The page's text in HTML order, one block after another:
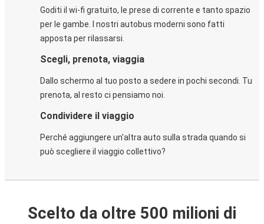
Goditi il wi-fi gratuito, le prese di corrente e tanto spazio
per le gambe. I nostri autobus moderni sono fatti
apposta per rilassarsi.
Scegli, prenota, viaggia
Dallo schermo al tuo posto a sedere in pochi secondi. Tu
prenota, al resto ci pensiamo noi.
Condividere il viaggio
Perché aggiungere un'altra auto sulla strada quando si
può scegliere il viaggio collettivo?
Scelto da oltre 500 milioni di